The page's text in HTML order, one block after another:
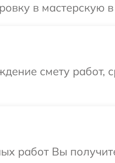
в мастерскую
смету работ,
работ Вы